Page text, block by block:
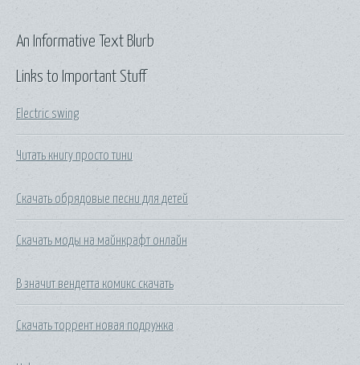
Links to Important Stuff
Electric swing
Читать книгу просто тини
Скачать обрядовые песни для детей
Скачать моды на майнкрафт онлайн
В значит вендетта комикс скачать
Скачать торрент новая подружка
An Informative Text Blurb